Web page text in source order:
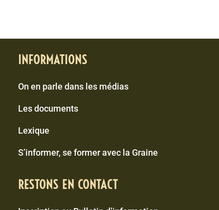
INFORMATIONS
On en parle dans les médias
Les documents
Lexique
S’informer, se former avec la Graine
RESTONS EN CONTACT